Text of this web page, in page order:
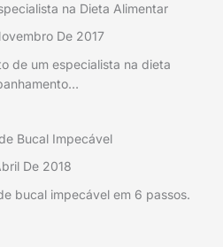
na Dieta Alimentar
De 2017
de um especialista na dieta
Bucal Impecável
De 2018
bucal impecável em 6 passos.